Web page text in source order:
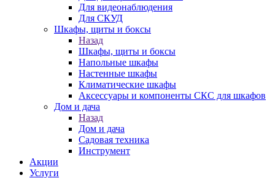
Для видеонаблюдения
Для СКУД
Шкафы, щиты и боксы
Назад
Шкафы, щиты и боксы
Напольные шкафы
Настенные шкафы
Климатические шкафы
Аксессуары и компоненты СКС для шкафов
Дом и дача
Назад
Дом и дача
Садовая техника
Инструмент
Акции
Услуги